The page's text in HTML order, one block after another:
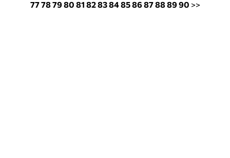
77787980 81 828384858687888990 >>